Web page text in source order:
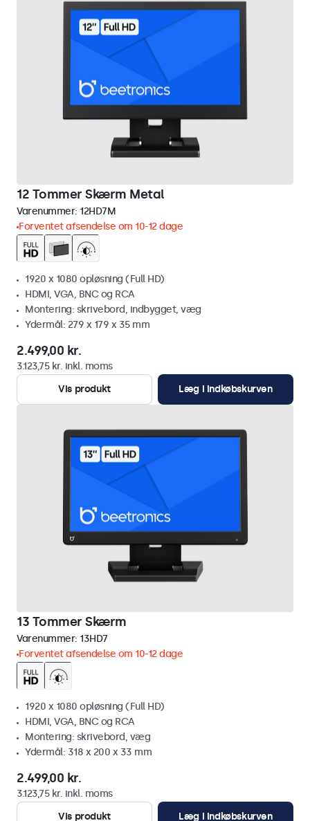
12 Tommer Skærm Metal
Varenummer: 12HD7M
Forventet afsendelse om 10-12 dage
1920 x 1080 opløsning (Full HD)
HDMI, VGA, BNC og RCA
Montering: skrivebord, indbygget, væg
Ydermål: 279 x 179 x 35 mm
2.499,00 kr.
3.123,75 kr. inkl. moms
Vis produkt
Læg i indkøbskurven
13 Tommer Skærm
Varenummer: 13HD7
Forventet afsendelse om 10-12 dage
1920 x 1080 opløsning (Full HD)
HDMI, VGA, BNC og RCA
Montering: skrivebord, væg
Ydermål: 318 x 200 x 33 mm
2.499,00 kr.
3.123,75 kr. inkl. moms
Vis produkt
Læg i indkøbskurven